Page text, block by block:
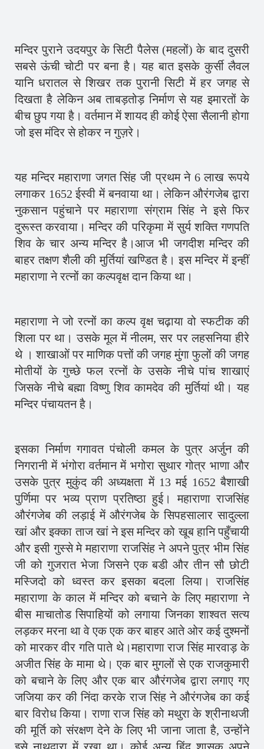
मन्दिर पुराने उदयपुर के सिटी पैलेस (महलों) के बाद दुसरी
सबसे ऊंची चोटी पर बना है। यह बात इसके कुर्सी लैवल
यानि धरातल से शिखर तक पुरानी सिटी में हर जगह से
दिखता है लेकिन अब ताबड़तोड़ निर्माण से यह इमारतों के
बीच छुप गया है। वर्तमान में शायद ही कोई ऐसा सैलानी होगा
जो इस मंदिर से होकर न गुज़रे।
यह मन्दिर महाराणा जगत सिंह जी प्रथम ने 6 लाख रूपये
लगाकर 1652 ईस्वी में बनवाया था। लेकिन औरंगजेब द्वारा
नुकसान पहुंचाने पर महाराणा संग्राम सिंह ने इसे फिर
दुरूस्त करवाया। मन्दिर की परिकृमा में सुर्य शक्ति गणपति
शिव के चार अन्य मन्दिर है।आज भी जगदीश मन्दिर की
बाहर तक्षण शैली की मुर्तियां खण्डित है। इस मन्दिर में इन्हीं
महाराणा ने रत्नों का कल्पवृक्ष दान किया था।
महाराणा ने जो रत्नों का कल्प वृक्ष चढ़ाया वो स्फटीक की
शिला पर था। उसके मूल में नीलम, सर पर लहसनिया हीरे
थे । शाखाओं पर माणिक पत्तों की जगह मुंगा फुलों की जगह
मोतीयों के गुच्छे फल रत्नों के उसके नीचे पांच शाखाएं
जिसके नीचे बह्मा विष्णु शिव कामदेव की मुर्तियां थी। यह
मन्दिर पंचायतन है।
इसका निर्माण गगावत पंचोली कमल के पुत्र अर्जुन की
निगरानी में भंगोरा वर्तमान में भगोरा सुथार गोत्र भाणा और
उसके पुत्र मुकुंद की अध्यक्षता में 13 मई 1652 बैशाखी
पुर्णिमा पर भव्य प्राण प्रतिष्ठा हुई। महाराणा राजसिंह
औरंगजेब की लड़ाई में औरंगजेब के सिपहसालार सादुल्ला
खां और इक्का ताज खां ने इस मन्दिर को खूब हानि पहुँचायी
और इसी गुस्से मे महाराणा राजसिंह ने अपने पुत्र भीम सिंह
जी को गुजरात भेजा जिसने एक बडी और तीन सौ छोटी
मस्जिदो को ध्वस्त कर इसका बदला लिया। राजसिंह
महाराणा के काल में मन्दिर को बचाने के लिए महाराणा ने
बीस माचातोड सिपाहियों को लगाया जिनका शाश्वत सत्य
लड़कर मरना था वे एक एक कर बाहर आते ओर क‌ई दुश्मनों
को मारकर वीर गति पाते थे।महाराणा राज सिंह मारवाड़ के
अजीत सिंह के मामा थे। एक बार मुगलों से एक राजकुमारी
को बचाने के लिए और एक बार औरंगजेब द्वारा लगाए गए
जजिया कर की निंदा करके राज सिंह ने औरंगजेब का कई
बार विरोध किया। राणा राज सिंह को मथुरा के श्रीनाथजी
की मूर्ति को संरक्षण देने के लिए भी जाना जाता है, उन्होंने